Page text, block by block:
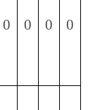
0 0 0 0